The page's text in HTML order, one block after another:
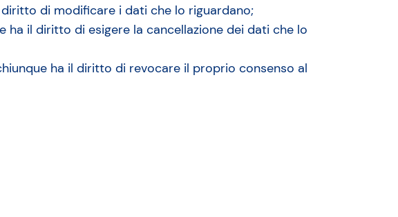
diritto di modificare i dati che lo riguardano;
ha il diritto di esigere la cancellazione dei dati che lo
ha il diritto di revocare il proprio consenso al